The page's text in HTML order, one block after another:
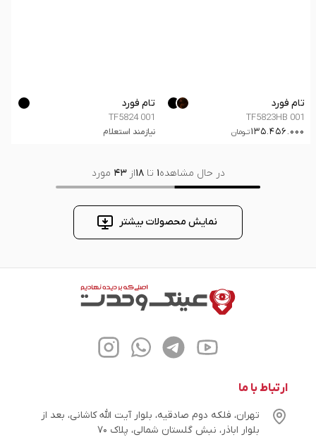
تام فورد
TF5823HB 001
135.456.000تــومان
تام فورد
TF5824 001
نیازمند استعلام
در حال مشاهده1 تا18از43 مورد
نمایش محصولات بیشتر
ارتباط با ما
تهران، فلکه دوم صادقیه، بلوار آیت الله کاشانی، بعد از
بلوار اباذر، نبش گلستان شمالی، پلاک ۷۰